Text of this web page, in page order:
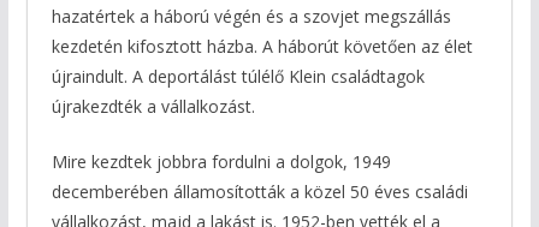
hazatértek a háború végén és a szovjet megszállás
kezdetén kifosztott házba. A háborút követően az élet
újraindult. A deportálást túlélő Klein családtagok
újrakezdték a vállalkozást.
Mire kezdtek jobbra fordulni a dolgok, 1949
decemberében államosították a közel 50 éves családi
vállalkozást, majd a lakást is. 1952-ben vették el a